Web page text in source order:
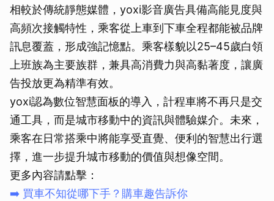
相較於傳統靜態媒體，yoxi影音廣告具備高能見度與
高頻次接觸特性，乘客從上車到下車全程都能被品牌
訊息覆蓋，形成強記憶點。乘客樣貌以25–45歲白領
上班族為主要族群，兼具高消費力與高黏著度，讓廣
告投放更為精準有效。
yoxi認為數位智慧面板的導入，計程車將不再只是交
通工具，而是城市移動中的資訊與體驗媒介。未來，
乘客在日常搭乘中將能享受直覺、便利的智慧出行選
擇，進一步提升城市移動的價值與想像空間。
更多內容請點擊：
➡️ 買車不知從哪下手？購車趣告訴你